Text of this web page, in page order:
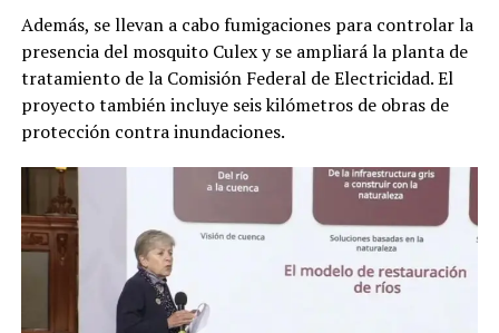
Además, se llevan a cabo fumigaciones para controlar la
presencia del mosquito Culex y se ampliará la planta de
tratamiento de la Comisión Federal de Electricidad. El
proyecto también incluye seis kilómetros de obras de
protección contra inundaciones.